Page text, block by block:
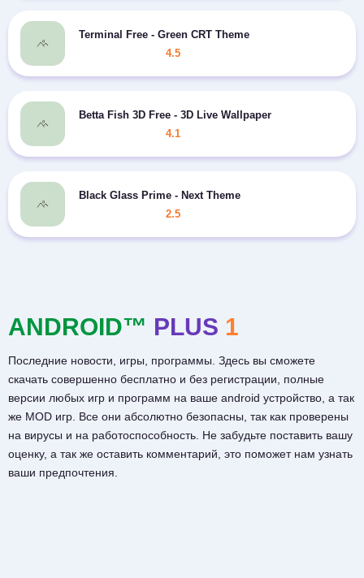
Terminal Free - Green CRT Theme
4.5
Betta Fish 3D Free - 3D Live Wallpaper
4.1
Black Glass Prime - Next Theme
2.5
ANDROID™ PLUS 1
Последние новости, игры, программы. Здесь вы сможете
скачать совершенно бесплатно и без регистрации, полные
версии любых игр и программ на ваше android устройство, а так
же MOD игр. Все они абсолютно безопасны, так как проверены
на вирусы и на работоспособность. Не забудьте поставить вашу
оценку, а так же оставить комментарий, это поможет нам узнать
ваши предпочтения.